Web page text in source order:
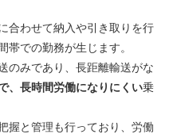
合わせて納入や引き取りを行
帯での勤務が生じます。
のみであり、長距離輸送がな
、長時間労働になりにくい乗
握と管理も行っており、労働